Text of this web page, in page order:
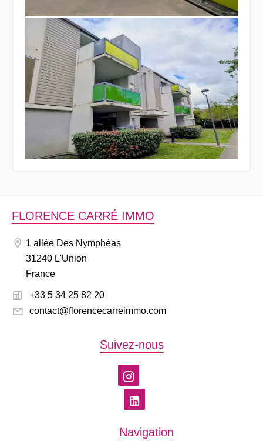
FLORENCE CARRÉ IMMO
1 allée Des Nymphéas
31240 L'Union
France
+33 5 34 25 82 20
contact@florencecarreimmo.com
Suivez-nous
Navigation